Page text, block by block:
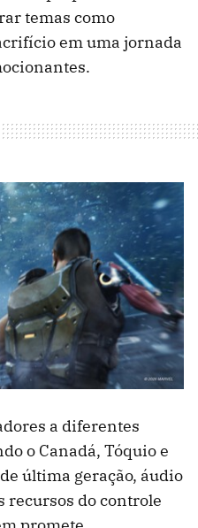
temas como
em uma jornada
a diferentes
o Canadá, Tóquio e
última geração, áudio
recursos do controle